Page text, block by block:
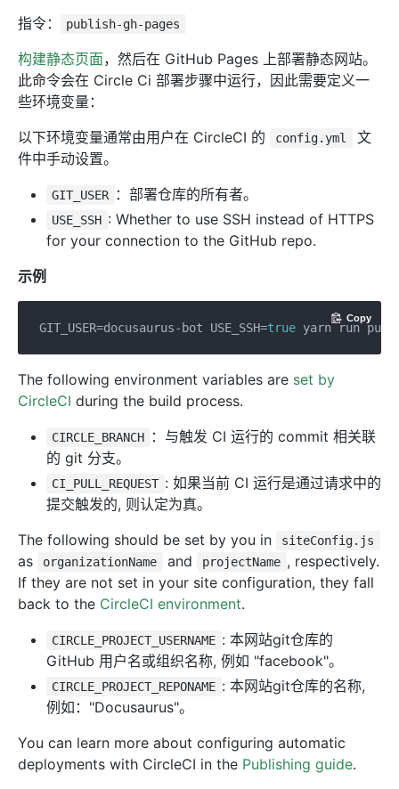
指令： publish-gh-pages
构建静态页面，然后在 GitHub Pages 上部署静态网站。
此命令会在 Circle Ci 部署步骤中运行，因此需要定义一
些环境变量：
以下环境变量通常由用户在 CircleCI 的
config.yml
文
件中手动设置。
GIT_USER ：部署仓库的所有者。
USE_SSH : Whether to use SSH instead of HTTPS
for your connection to the GitHub repo.
示例
GIT_USER=docusaurus-bot USE_SSH=true
Copy
The following environment variables are set by
CircleCI during the build process.
CIRCLE_BRANCH
：与触发 CI 运行的 commit 相关联
的 git 分支。
CI_PULL_REQUEST : 如果当前 CI 运行是通过请求中的
提交触发的, 则认定为真。
The following should be set by you in
siteConfig.js
as organizationName and projectName , respectively.
If they are not set in your site configuration, they fall
back to the CircleCI environment.
CIRCLE_PROJECT_USERNAME : 本网站git仓库的
GitHub 用户名或组织名称, 例如 "facebook"。
CIRCLE_PROJECT_REPONAME : 本网站git仓库的名称,
例如："Docusaurus"。
You can learn more about configuring automatic
deployments with CircleCI in the Publishing guide.